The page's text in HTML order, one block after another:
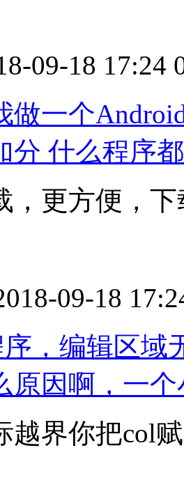
09-18 17:24
做一个
分 什么程序
，更方便，
09-18
序，编辑区域
原因啊，一
越界你把col